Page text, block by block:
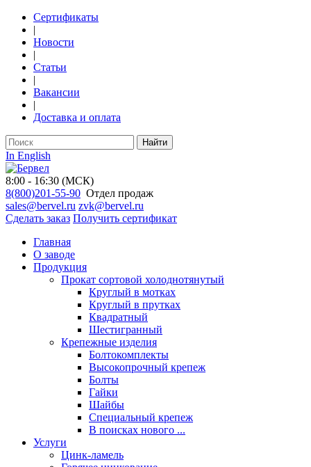
Сертификаты
|
Новости
|
Статьи
|
Вакансии
|
Доставка и оплата
Найти
In English
8:00 - 16:30 (МСК)
8(800)201-55-90 Отдел продаж
sales@bervel.ru zvk@bervel.ru
Сделать заказ Получить сертификат
Главная
О заводе
Продукция
Прокат сортовой холоднотянутый
Круглый в мотках
Круглый в прутках
Квадратный
Шестигранный
Крепежные изделия
Болтокомплекты
Высокопрочный крепеж
Болты
Гайки
Шайбы
Специальный крепеж
В поисках нового ...
Услуги
Цинк-ламель